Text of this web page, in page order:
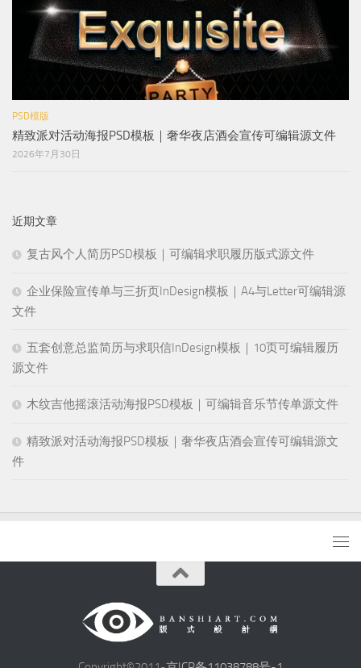
PSD模版
精致派对活动海报PSD模板｜奢华夜店酒会宣传可编辑源文件
2026年7月30日
近期文章
复古风个人简历PSD模板｜可编辑求职履历版式源文件
企业保险宣传单与三折页InDesign模板｜A4与Letter可编辑源
文件
五套创意总监简历与求职信InDesign模板｜10页可编辑履历
源文件
木纹吉他摇滚活动海报PSD模板｜可编辑音乐节传单源文件
精致派对活动海报PSD模板｜奢华夜店酒会宣传可编辑源文
件